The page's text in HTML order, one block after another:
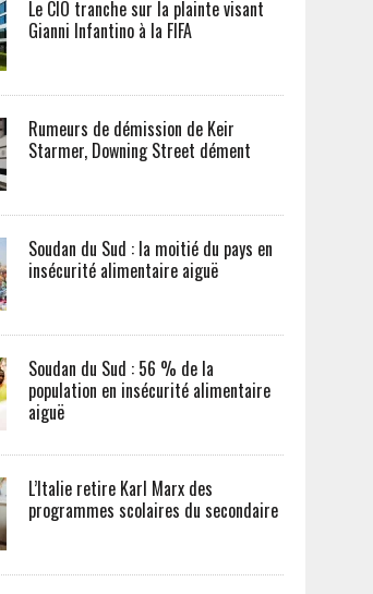
Le CIO tranche sur la plainte visant
Gianni Infantino à la FIFA
Rumeurs de démission de Keir
Starmer, Downing Street dément
Soudan du Sud : la moitié du pays en
insécurité alimentaire aiguë
Soudan du Sud : 56 % de la
population en insécurité alimentaire
aiguë
L’Italie retire Karl Marx des
programmes scolaires du secondaire